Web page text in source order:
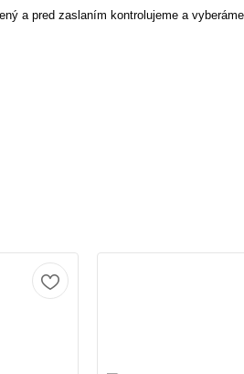
a pred zaslaním kontrolujeme a